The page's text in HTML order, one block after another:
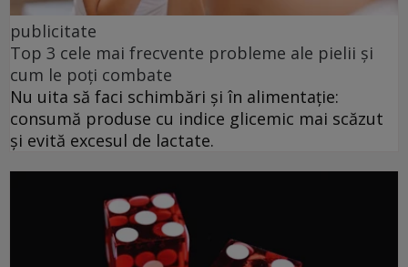
publicitate
Top 3 cele mai frecvente probleme ale pielii și
cum le poți combate
Nu uita să faci schimbări și în alimentație:
consumă produse cu indice glicemic mai scăzut
și evită excesul de lactate.